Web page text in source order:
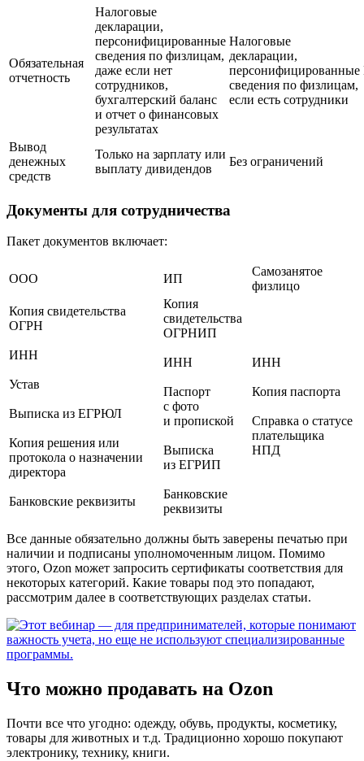
Обязательная
отчетность
Налоговые
декларации,
персонифицированные
сведения по физлицам,
даже если нет
сотрудников,
бухгалтерский баланс
и отчет о финансовых
результатах
Налоговые
декларации,
персонифицированные
сведения по физлицам,
если есть сотрудники
Вывод
денежных
средств
Только на зарплату или
выплату дивидендов
Без ограничений
Документы для сотрудничества
Пакет документов включает:
ООО ИП
Самозанятое
физлицо
Копия свидетельства
ОГРН
ИНН
Устав
Выписка из ЕГРЮЛ
Копия решения или
протокола о назначении
директора
Банковские реквизиты
Копия
свидетельства
ОГРНИП
ИНН
Паспорт
с фото
и пропиской
Выписка
из ЕГРИП
Банковские
реквизиты
ИНН
Копия паспорта
Справка о статусе
плательщика
НПД
Все данные обязательно должны быть заверены печатью при
наличии и подписаны уполномоченным лицом. Помимо
этого, Ozon может запросить сертификаты соответствия для
некоторых категорий. Какие товары под это попадают,
рассмотрим далее в соответствующих разделах статьи.
Что можно продавать на Ozon
Почти все что угодно: одежду, обувь, продукты, косметику,
товары для животных и т.д. Традиционно хорошо покупают
электронику, технику, книги.